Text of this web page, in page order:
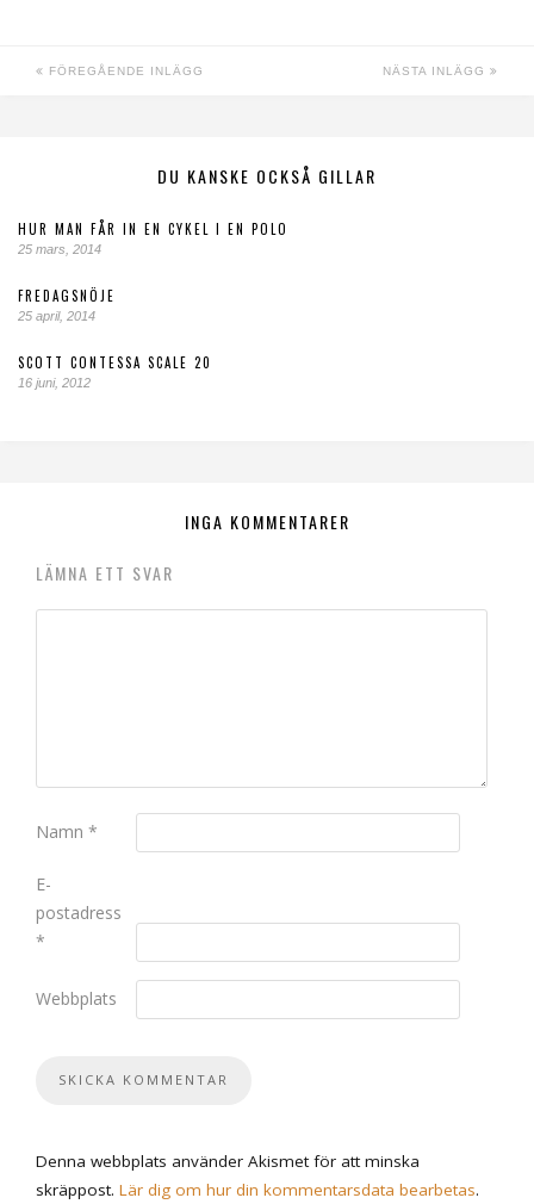
FÖREGÅENDE INLÄGG NÄSTA INLÄGG
DU KANSKE OCKSÅ GILLAR
HUR MAN FÅR IN EN CYKEL I EN POLO
25 mars, 2014
FREDAGSNÖJE
25 april, 2014
SCOTT CONTESSA SCALE 20
16 juni, 2012
INGA KOMMENTARER
LÄMNA ETT SVAR
Namn *
E-
postadress
*
Webbplats
Denna webbplats använder Akismet för att minska
skräppost. Lär dig om hur din kommentarsdata bearbetas.